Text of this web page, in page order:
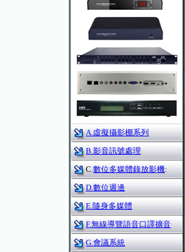
A.虛擬攝影棚系列
B.影音訊號處理
C.數位多媒體錄放影機:
D.數位週邊
E.隨身多媒體
F.無線導覽語音口譯擴音
G.會議系統